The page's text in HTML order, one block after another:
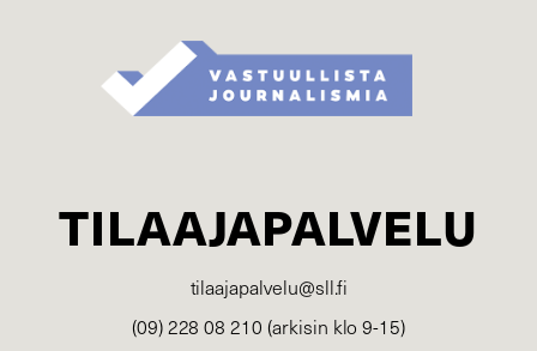
TILAAJAPALVELU
tilaajapalvelu@sll.fi
(09) 228 08 210 (arkisin klo 9-15)